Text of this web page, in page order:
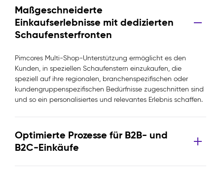
Maßgeschneiderte
Einkaufserlebnisse mit dedizierten
Schaufensterfronten
Pimcores Multi-Shop-Unterstützung ermöglicht es den
Kunden, in speziellen Schaufenstern einzukaufen, die
speziell auf ihre regionalen, branchenspezifischen oder
kundengruppenspezifischen Bedürfnisse zugeschnitten sind
und so ein personalisiertes und relevantes Erlebnis schaffen.
Optimierte Prozesse für B2B- und
B2C-Einkäufe